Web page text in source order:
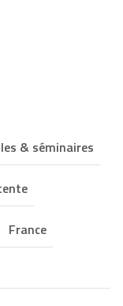
Icon
& séminaires
France